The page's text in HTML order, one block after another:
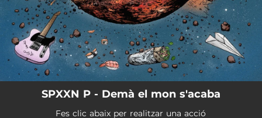
SPXXN P - Demà el mon s'acaba
Fes clic abaix per realitzar una acció